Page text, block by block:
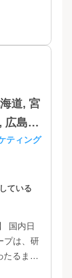
山, 山
島,
に掲
広島,
ティング
ている
プは、研
たるまで